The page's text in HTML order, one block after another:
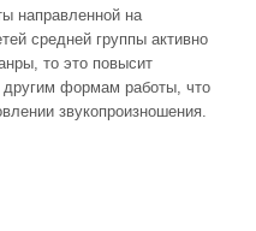
направленной на
средней группы активно
то это повысит
другим формам работы, что
звукопроизношения.